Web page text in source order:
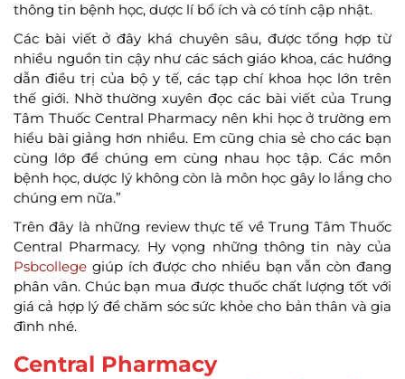
thông tin bệnh học, dược lí bổ ích và có tính cập nhật.
Các bài viết ở đây khá chuyên sâu, được tổng hợp từ
nhiều nguồn tin cậy như các sách giáo khoa, các hướng
dẫn điều trị của bộ y tế, các tạp chí khoa học lớn trên
thế giới. Nhờ thường xuyên đọc các bài viết của Trung
Tâm Thuốc Central Pharmacy nên khi học ở trường em
hiểu bài giảng hơn nhiều. Em cũng chia sẻ cho các bạn
cùng lớp để chúng em cùng nhau học tập. Các môn
bệnh học, dược lý không còn là môn học gây lo lắng cho
chúng em nữa.”
Trên đây là những review thực tế về Trung Tâm Thuốc
Central Pharmacy. Hy vọng những thông tin này của
Psbcollege giúp ích được cho nhiều bạn vẫn còn đang
phân vân. Chúc bạn mua được thuốc chất lượng tốt với
giá cả hợp lý để chăm sóc sức khỏe cho bản thân và gia
đình nhé.
Central Pharmacy